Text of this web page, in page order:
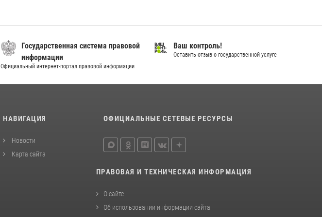
Государственная система правовой
информации
Официальный интернет-портал правовой информации
Ваш контроль!
Оставить отзыв о государственной услуге
НАВИГАЦИЯ
Новости
Карта сайта
ОФИЦИАЛЬНЫЕ СЕТЕВЫЕ РЕСУРСЫ
ПРАВОВАЯ И ТЕХНИЧЕСКАЯ ИНФОРМАЦИЯ
О сайте
Об использовании информации сайта